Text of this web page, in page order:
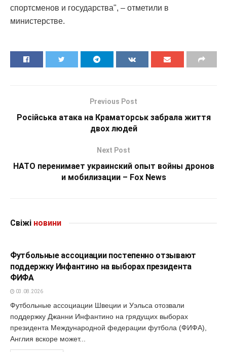
спортсменов и государства", – отметили в
министерстве.
Previous Post
Російська атака на Краматорськ забрала життя
двох людей
Next Post
НАТО перенимает украинский опыт войны дронов
и мобилизации – Fox News
Свіжі новини
Футбольные ассоциации постепенно отзывают
поддержку Инфантино на выборах президента
ФИФА
03.08.2026
Футбольные ассоциации Швеции и Уэльса отозвали
поддержку Джанни Инфантино на грядущих выборах
президента Международной федерации футбола (ФИФА),
Англия вскоре может...